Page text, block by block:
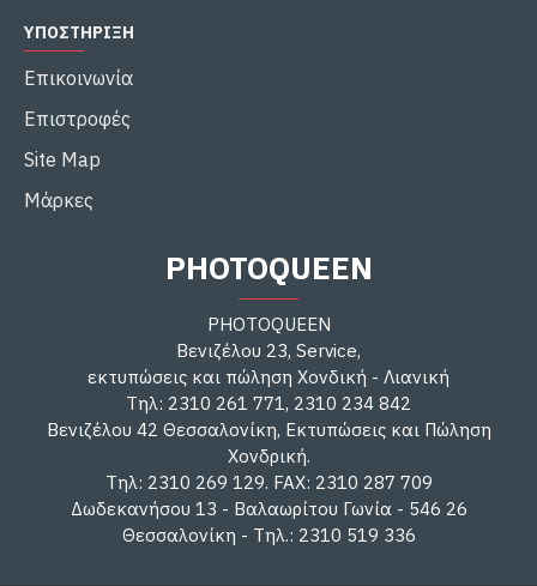
ΥΠΟΣΤΉΡΙΞΗ
Επικοινωνία
Επιστροφές
Site Map
Μάρκες
PHOTOQUEEN
PHOTOQUEEN
Βενιζέλου 23, Service,
εκτυπώσεις και πώληση Χονδική - Λιανική
Τηλ: 2310 261 771, 2310 234 842
Βενιζέλου 42 Θεσσαλονίκη, Εκτυπώσεις και Πώληση
Χονδρική.
Τηλ: 2310 269 129. FAX: 2310 287 709
Δωδεκανήσου 13 - Βαλαωρίτου Γωνία - 546 26
Θεσσαλονίκη - Τηλ.: 2310 519 336